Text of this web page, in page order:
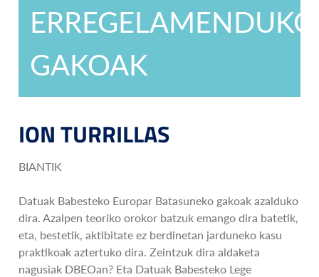
ERREGELAMENDUKO
GAKOAK
ION TURRILLAS
BIANTIK
Datuak Babesteko Europar Batasuneko gakoak azalduko
dira. Azalpen teoriko orokor batzuk emango dira batetik,
eta, bestetik, aktibitate ez berdinetan jarduneko kasu
praktikoak aztertuko dira. Zeintzuk dira aldaketa
nagusiak DBEOan? Eta Datuak Babesteko Lege